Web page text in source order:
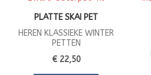
PLATTE SKAI PET
HEREN KLASSIEKE WINTER
PETTEN
€ 22,50